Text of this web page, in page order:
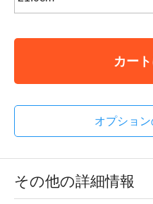
カー
オプショ
その他の詳細情報